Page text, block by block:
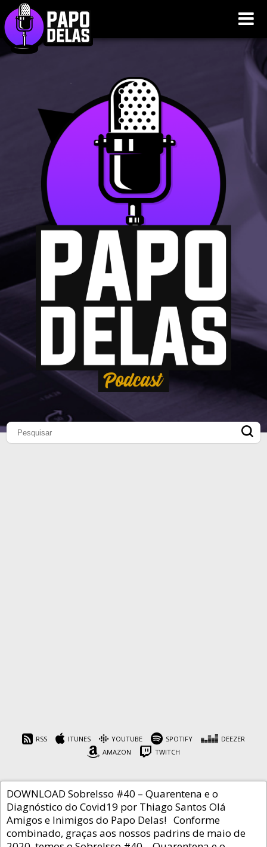
RSS ITUNES YOUTUBE SPOTIFY
DEEZER
AMAZON
TWITCH
por Thiago Santos
7 de junho de 2020
DOWNLOAD SobreIsso #40 – Quarentena e o
Diagnóstico do Covid19 por Thiago Santos Olá
Amigos e Inimigos do Papo Delas! Conforme
combinado, graças aos nossos padrins de maio de